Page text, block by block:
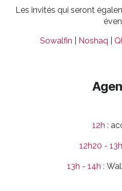
Les invités qui seront
Sowalfin
Noshaq
12h :
12h20 -
13h - 14h :